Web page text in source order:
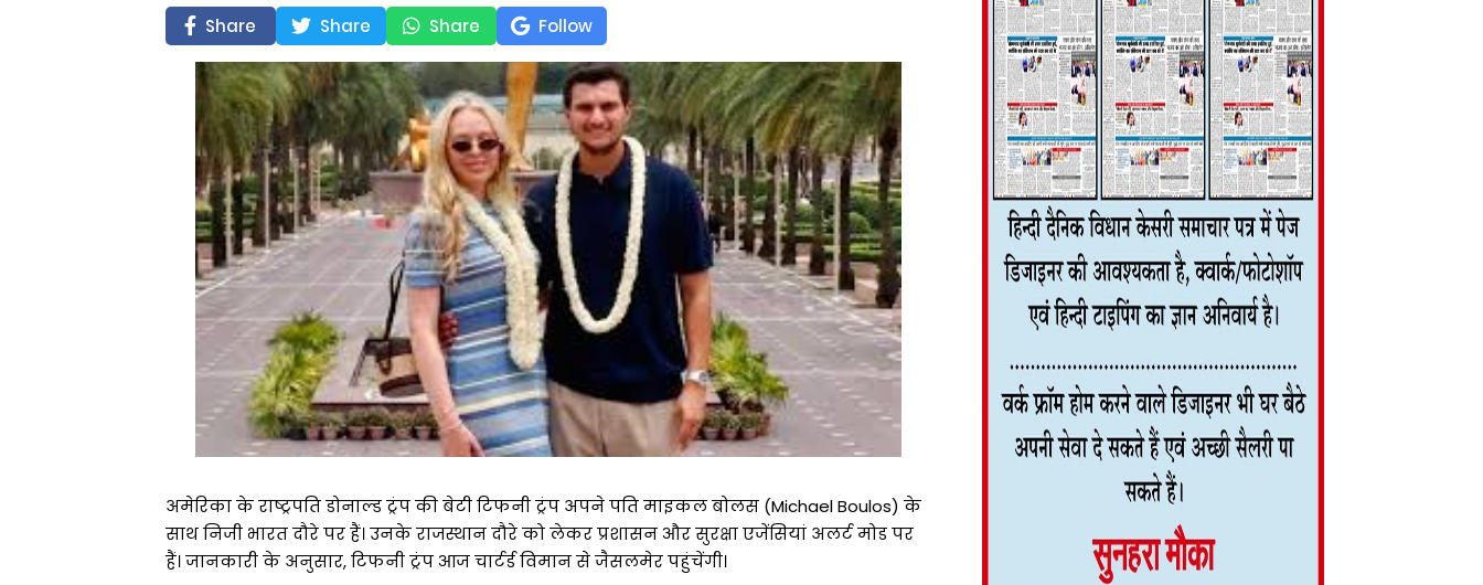
Share Share Share Follow
अमेरिका के राष्ट्रपति डोनाल्ड ट्रंप की बेटी टिफनी ट्रंप अपने पति माइकल बोलस (Michael Boulos) के
साथ निजी भारत दौरे पर हैं। उनके राजस्थान दौरे को लेकर प्रशासन और सुरक्षा एजेंसियां अलर्ट मोड पर
हैं। जानकारी के अनुसार, टिफनी ट्रंप आज चार्टर्ड विमान से जैसलमेर पहुंचेंगी।